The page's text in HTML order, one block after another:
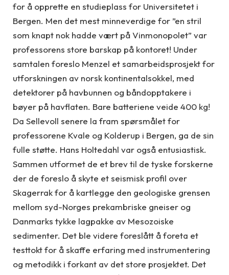
for å opprette en studieplass for Universitetet i
Bergen. Men det mest minneverdige for ”en stril
som knapt nok hadde vært på Vinmonopolet” var
professorens store barskap på kontoret! Under
samtalen foreslo Menzel et samarbeidsprosjekt for
utforskningen av norsk kontinentalsokkel, med
detektorer på havbunnen og båndopptakere i
bøyer på havflaten. Bare batteriene veide 400 kg!
Da Sellevoll senere la fram spørsmålet for
professorene Kvale og Kolderup i Bergen, ga de sin
fulle støtte. Hans Holtedahl var også entusiastisk.
Sammen utformet de et brev til de tyske forskerne
der de foreslo å skyte et seismisk profil over
Skagerrak for å kartlegge den geologiske grensen
mellom syd-Norges prekambriske gneiser og
Danmarks tykke lagpakke av Mesozoiske
sedimenter. Det ble videre foreslått å foreta et
testtokt for å skaffe erfaring med instrumentering
og metodikk i forkant av det store prosjektet. Det